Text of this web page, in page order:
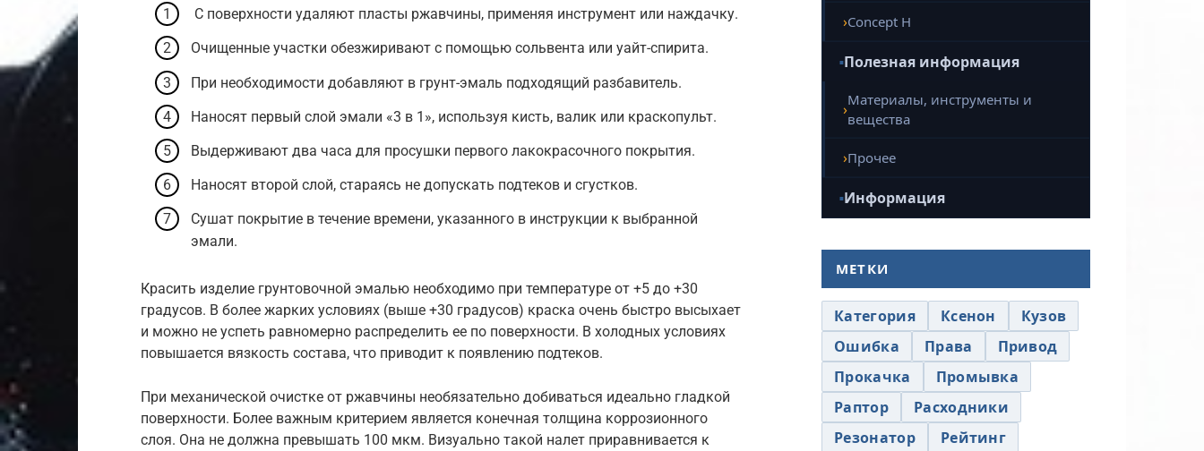
С поверхности удаляют пласты ржавчины, применяя инструмент или наждачку.
Очищенные участки обезжиривают с помощью сольвента или уайт-спирита.
При необходимости добавляют в грунт-эмаль подходящий разбавитель.
Наносят первый слой эмали «3 в 1», используя кисть, валик или краскопульт.
Выдерживают два часа для просушки первого лакокрасочного покрытия.
Наносят второй слой, стараясь не допускать подтеков и сгустков.
Сушат покрытие в течение времени, указанного в инструкции к выбранной
эмали.
Красить изделие грунтовочной эмалью необходимо при температуре от +5 до +30
градусов. В более жарких условиях (выше +30 градусов) краска очень быстро высыхает
и можно не успеть равномерно распределить ее по поверхности. В холодных условиях
повышается вязкость состава, что приводит к появлению подтеков.
При механической очистке от ржавчины необязательно добиваться идеально гладкой
поверхности. Более важным критерием является конечная толщина коррозионного
слоя. Она не должна превышать 100 мкм. Визуально такой налет приравнивается к
Concept H
Полезная информация
Материалы, инструменты и
вещества
Прочее
Информация
МЕТКИ
Категория Ксенон
Кузов
Ошибка
Права
Привод
Прокачка
Промывка
Раптор
Расходники
Резонатор
Рейтинг